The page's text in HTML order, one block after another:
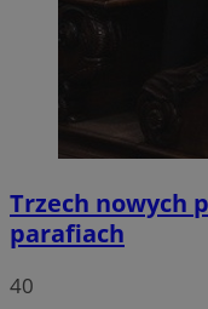
Trzech nowych
parafiach
40